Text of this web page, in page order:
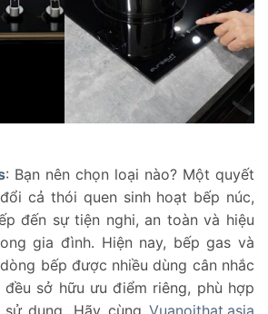
: Bạn nên chọn loại nào? Một quyết
cả thói quen sinh hoạt bếp núc,
đến sự tiện nghi, an toàn và hiệu
gia đình. Hiện nay, bếp gas và
bếp được nhiều dùng cân nhắc
sở hữu ưu điểm riêng, phù hợp
dụng. Hãy cùng Vuanoithat.asia